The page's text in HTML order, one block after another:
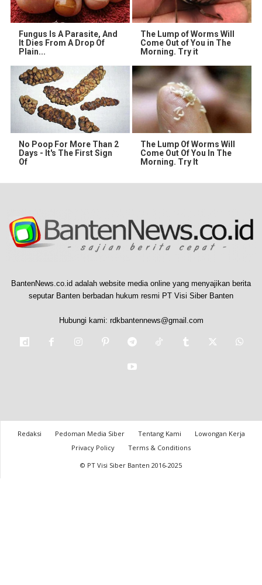
Fungus Is A Parasite, And
It Dies From A Drop Of
Plain...
The Lump of Worms Will
Come Out of You in The
Morning. Try it
No Poop For More Than 2
Days - It's The First Sign
Of
The Lump Of Worms Will
Come Out Of You In The
Morning. Try It
BantenNews.co.id adalah website media online yang menyajikan berita
seputar Banten berbadan hukum resmi PT Visi Siber Banten
Hubungi kami: rdkbantennews@gmail.com
Redaksi Pedoman Media Siber Tentang Kami
Lowongan Kerja
Privacy Policy
Terms & Conditions
© PT Visi Siber Banten 2016-2025